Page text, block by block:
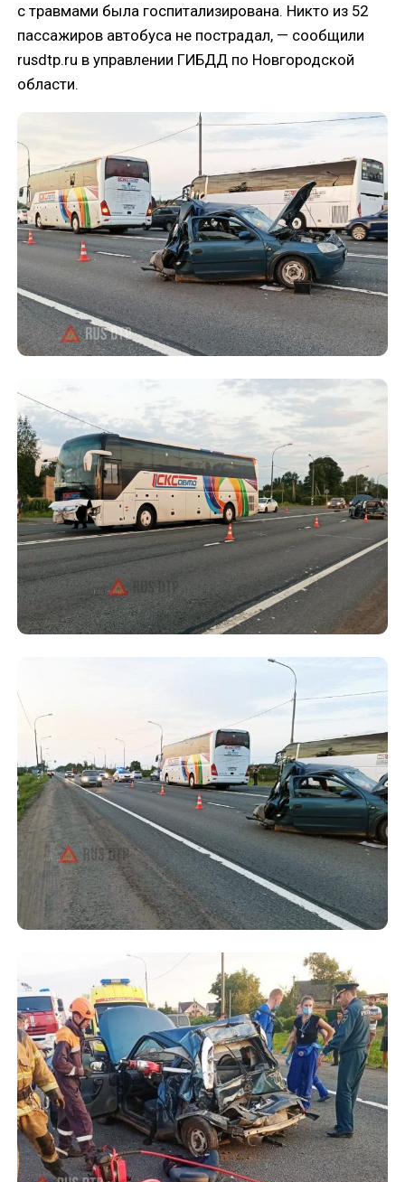
с травмами была госпитализирована. Никто из 52
пассажиров автобуса не пострадал, — сообщили
rusdtp.ru в управлении ГИБДД по Новгородской
области.